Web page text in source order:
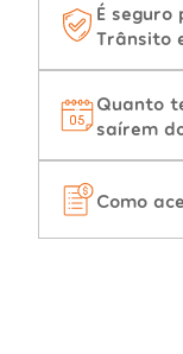
É seguro
Trânsito
Quanto
saírem
Como